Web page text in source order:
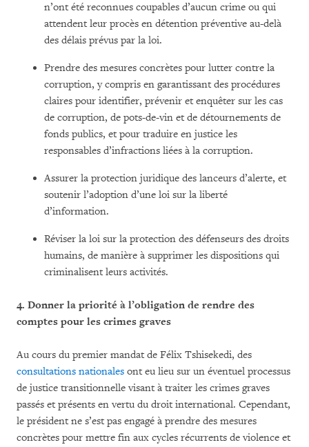
n’ont été reconnues coupables d’aucun crime ou qui
attendent leur procès en détention préventive au-delà
des délais prévus par la loi.
Prendre des mesures concrètes pour lutter contre la
corruption, y compris en garantissant des procédures
claires pour identifier, prévenir et enquêter sur les cas
de corruption, de pots-de-vin et de détournements de
fonds publics, et pour traduire en justice les
responsables d’infractions liées à la corruption.
Assurer la protection juridique des lanceurs d’alerte, et
soutenir l’adoption d’une loi sur la liberté
d’information.
Réviser la loi sur la protection des défenseurs des droits
humains, de manière à supprimer les dispositions qui
criminalisent leurs activités.
4. Donner la priorité à l’obligation de rendre des
comptes pour les crimes graves
Au cours du premier mandat de Félix Tshisekedi, des
consultations nationales ont eu lieu sur un éventuel processus
de justice transitionnelle visant à traiter les crimes graves
passés et présents en vertu du droit international. Cependant,
le président ne s’est pas engagé à prendre des mesures
concrètes pour mettre fin aux cycles récurrents de violence et